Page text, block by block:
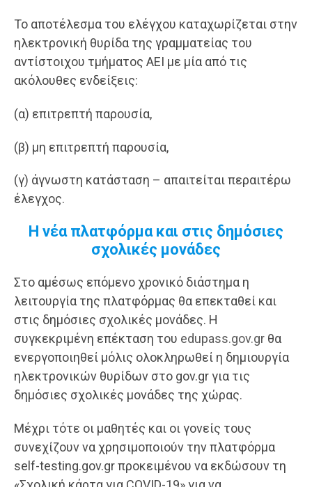
Το αποτέλεσμα του ελέγχου καταχωρίζεται στην
ηλεκτρονική θυρίδα της γραμματείας του
αντίστοιχου τμήματος ΑΕΙ με μία από τις
ακόλουθες ενδείξεις:
(α) επιτρεπτή παρουσία,
(β) μη επιτρεπτή παρουσία,
(γ) άγνωστη κατάσταση – απαιτείται περαιτέρω
έλεγχος.
Η νέα πλατφόρμα και στις δημόσιες
σχολικές μονάδες
Στο αμέσως επόμενο χρονικό διάστημα η
λειτουργία της πλατφόρμας θα επεκταθεί και
στις δημόσιες σχολικές μονάδες. Η
συγκεκριμένη επέκταση του edupass.gov.gr θα
ενεργοποιηθεί μόλις ολοκληρωθεί η δημιουργία
ηλεκτρονικών θυρίδων στο gov.gr για τις
δημόσιες σχολικές μονάδες της χώρας.
Μέχρι τότε οι μαθητές και οι γονείς τους
συνεχίζουν να χρησιμοποιούν την πλατφόρμα
self-testing.gov.gr προκειμένου να εκδώσουν τη